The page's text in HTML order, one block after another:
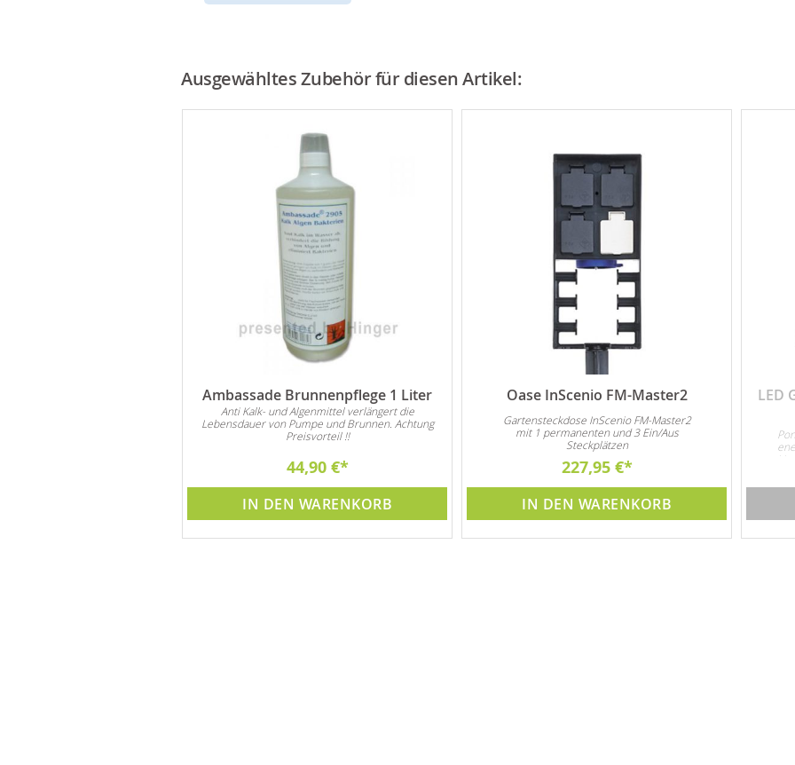
Ausgewähltes Zubehör für diesen Artikel:
Ambassade Brunnenpflege 1 Liter
Anti Kalk- und Algenmittel verlängert die
Lebensdauer von Pumpe und Brunnen. Achtung
Preisvorteil !!
44,90 €
IN DEN WARENKORB
Oase InScenio FM-Master2
Gartensteckdose InScenio FM-Master2
mit 1 permanenten und 3 Ein/Aus
Steckplätzen
227,95 €
IN DEN WARENKORB
LED